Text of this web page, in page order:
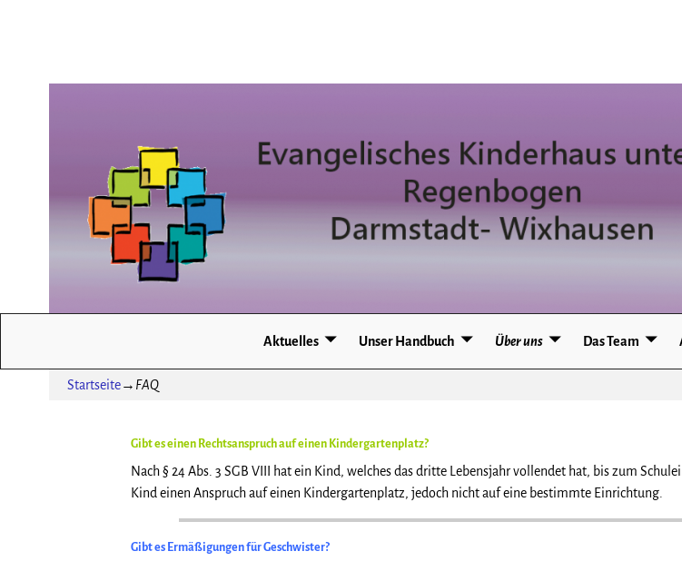
Aktuelles Unser Handbuch Über uns Das Team
Startseite→ FAQ
Gibt es einen Rechtsanspruch auf einen Kindergartenplatz?
Nach § 24 Abs. 3 SGB VIII hat ein Kind, welches das dritte Lebensjahr vollendet hat, bis zum
Kind einen Anspruch auf einen Kindergartenplatz, jedoch nicht auf eine bestimmte Einrichtung.
Gibt es Ermäßigungen für Geschwister?